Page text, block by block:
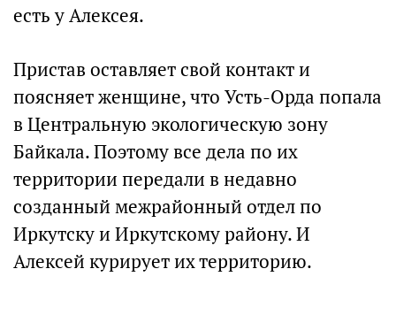
есть у Алексея.
Пристав оставляет свой контакт и
поясняет женщине, что Усть-Орда попала
в Центральную экологическую зону
Байкала. Поэтому все дела по их
территории передали в недавно
созданный межрайонный отдел по
Иркутску и Иркутскому району. И
Алексей курирует их территорию.